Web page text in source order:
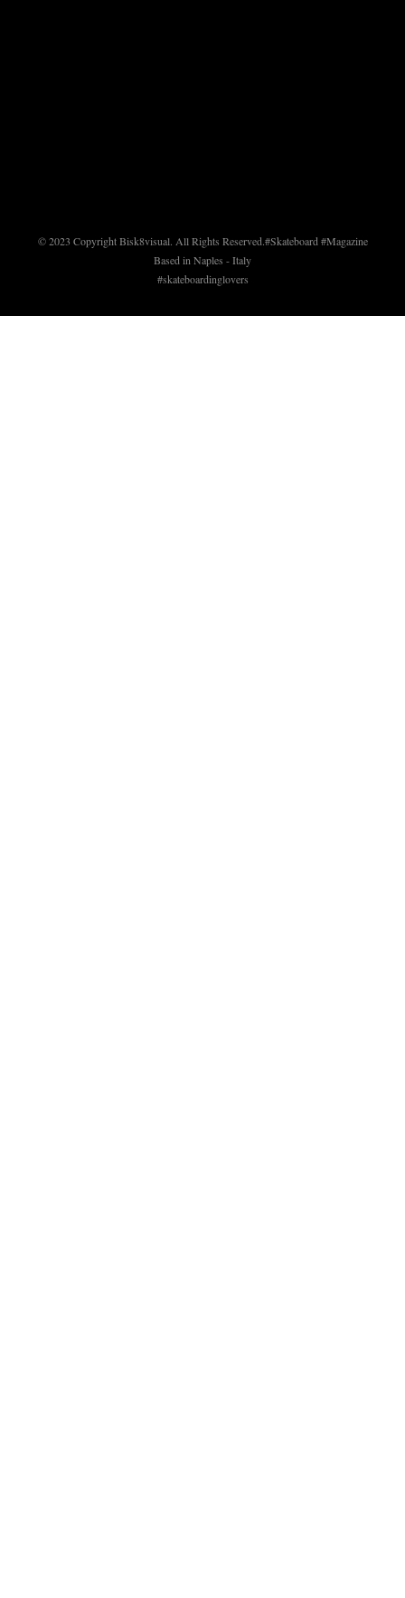
© 2023 Copyright Bisk8visual. All Rights Reserved.#Skateboard #Magazine
Based in Naples - Italy
#skateboardinglovers